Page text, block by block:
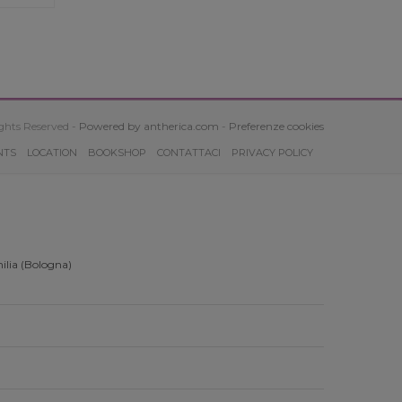
Reserved - Powered by antherica.com - Preferenze cookies
LOCATION BOOKSHOP CONTATTACI PRIVACY POLICY
(Bologna)